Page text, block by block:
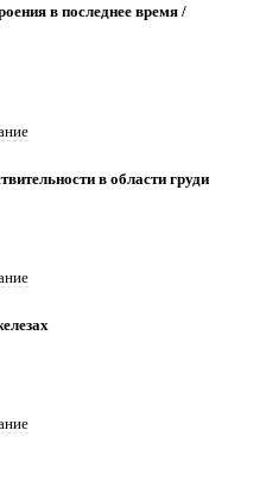
в последнее время /
в области груди